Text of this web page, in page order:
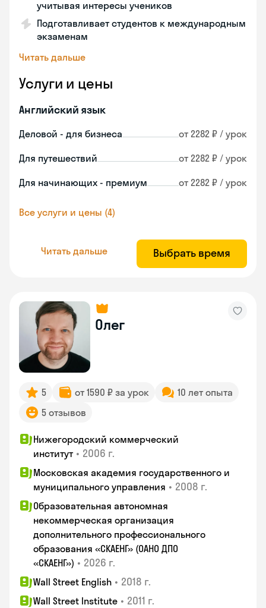
учитывая интересы учеников
Подготавливает студентов к международным
экзаменам
Читать дальше
Услуги и цены
Английский язык
Деловой - для бизнеса от 2282 ₽ / урок
Для путешествий от 2282 ₽ / урок
Для начинающих - премиум от 2282 ₽ / урок
Все услуги и цены (4)
Читать дальше Выбрать время
Олег
5 от 1590 ₽ за урок
10 лет опыта
5 отзывов
Нижегородский коммерческий
институт • 2006 г.
Московская академия государственного и
муниципального управления • 2008 г.
Образовательная автономная
некоммерческая организация
дополнительного профессионального
образования «СКАЕНГ» (ОАНО ДПО
«СКАЕНГ») • 2026 г.
Wall Street English • 2018 г.
Wall Street Institute • 2011 г.